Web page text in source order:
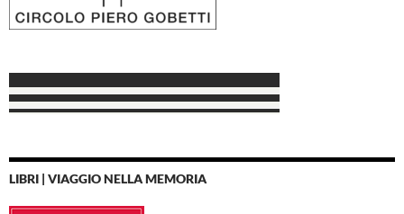
LIBRI | VIAGGIO NELLA MEMORIA